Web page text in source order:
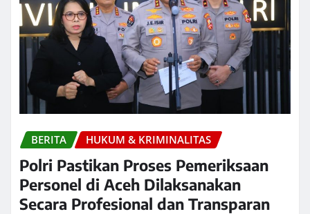
BERITA HUKUM & KRIMINALITAS
Polri Pastikan Proses Pemeriksaan
Personel di Aceh Dilaksanakan
Secara Profesional dan Transparan